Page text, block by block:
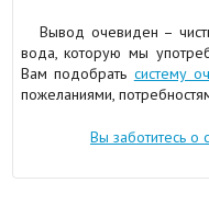
Вывод очевиден –
вода, которую мы
Вам подобрать систему
пожеланиями,
Вы заботитесь о